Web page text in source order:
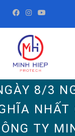
8/3
NHẤT
TY